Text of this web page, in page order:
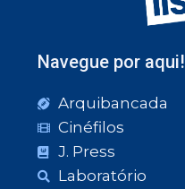
Navegue por aqui!
Arquibancada
Cinéfilos
J. Press
Laboratório